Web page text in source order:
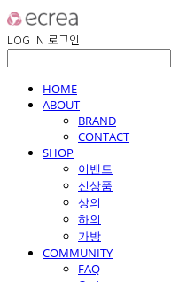
LOG IN 로그인
HOME
ABOUT
BRAND
CONTACT
SHOP
이벤트
신상품
상의
하의
가방
COMMUNITY
FAQ